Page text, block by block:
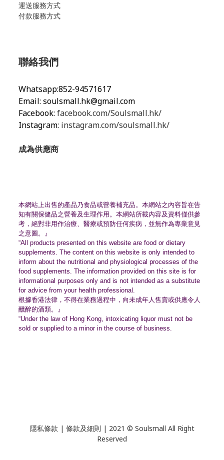
運送服務方式
付款服務方式
聯絡我們
Whatsapp:852-94571617
Email: soulsmall.hk@gmail.com
Facebook: facebook.com/Soulsmall.hk/
Instagram: instagram.com/soulsmall.hk/
成為供應商
本網站上出售的產品乃食品或營養補充品。 本網站之內容旨在告
知有關保健品之營養及生理作用。 本網站所載內容及資料僅供參
考，絕對非用作治療、 醫療或預防任何疾病，並無作為專業意見
之意圖。』
“All products presented on this website are food or dietary
supplements. The content on this website is only intended to
inform about the nutritional and physiological processes of the
food supplements. The information provided on this site is for
informational purposes only and is not intended as a substitute
for advice from your health professional.
根據香港法律，不得在業務過程中， 向未成年人售賣或供應令人
醺醉的酒類。』
“Under the law of Hong Kong, intoxicating liquor must not be
sold or supplied to a minor in the course of business.
隱私條款 | 條款及細則 | 2021 © Soulsmall All Right
Reserved